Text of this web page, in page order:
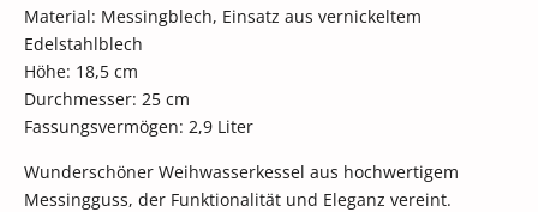
Material: Messingblech, Einsatz aus vernickeltem
Edelstahlblech
Höhe: 18,5 cm
Durchmesser: 25 cm
Fassungsvermögen: 2,9 Liter
Wunderschöner Weihwasserkessel aus hochwertigem
Messingguss, der Funktionalität und Eleganz vereint.